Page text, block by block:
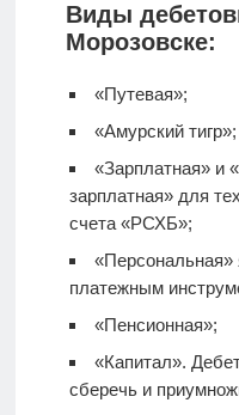
Виды
Морозовске:
«Путевая»;
«Амурский тигр»;
«Зарплатная» и
зарплатная» для
счета «РСХБ»;
платежным
«Пенсионная»;
«Капитал».
сберечь и